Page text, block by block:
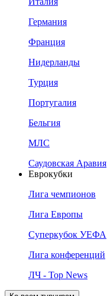
Германия
Франция
Нидерланды
Турция
Португалия
Бельгия
МЛС
Саудовская Аравия
Еврокубки
Лига чемпионов
Лига Европы
Суперкубок УЕФА
Лига конференций
ЛЧ - Top News